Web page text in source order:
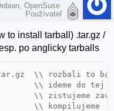
OpenSuse
Používateľ
to install tarball) .tar.gz /
po anglicky tarballs
\\ rozbali to
\\ ideme do tej
\\ zistujeme
\\ kompilujeme